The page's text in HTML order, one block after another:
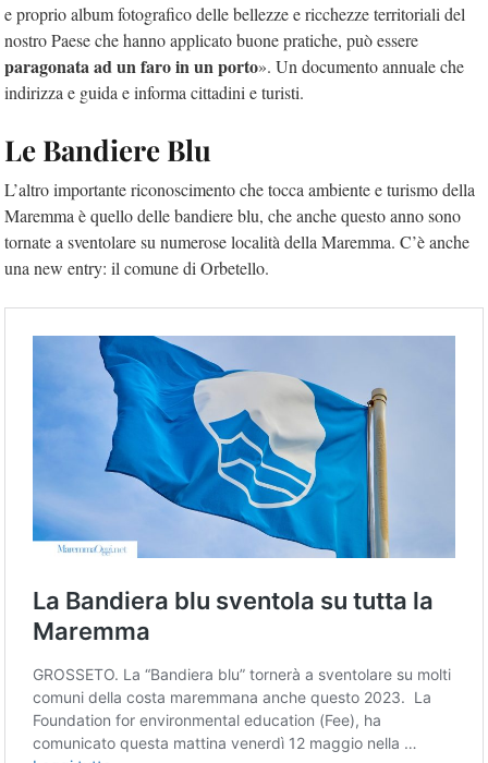
e proprio album fotografico delle bellezze e ricchezze territoriali del
nostro Paese che hanno applicato buone pratiche, può essere
paragonata ad un faro in un porto». Un documento annuale che
indirizza e guida e informa cittadini e turisti.
Le Bandiere Blu
L’altro importante riconoscimento che tocca ambiente e turismo della
Maremma è quello delle bandiere blu, che anche questo anno sono
tornate a sventolare su numerose località della Maremma. C’è anche
una new entry: il comune di Orbetello.